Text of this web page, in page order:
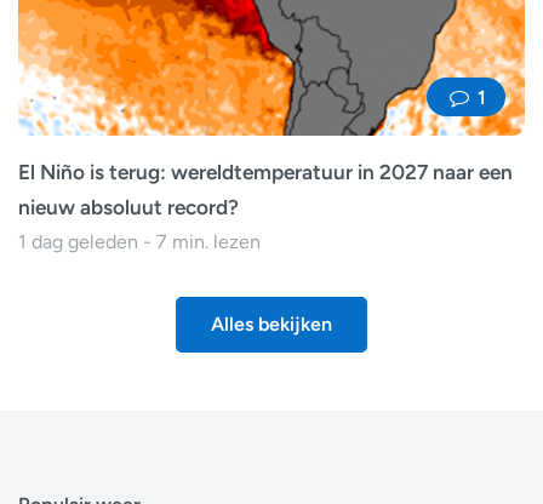
1
El Niño is terug: wereldtemperatuur in 2027 naar een
nieuw absoluut record?
1 dag geleden - 7 min. lezen
Alles bekijken